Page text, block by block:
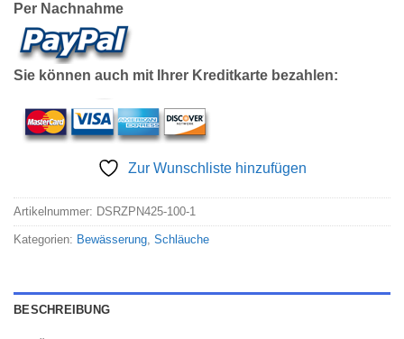
Per Nachnahme
Sie können auch mit Ihrer Kreditkarte bezahlen:
Zur Wunschliste hinzufügen
Artikelnummer: DSRZPN425-100-1
Kategorien: Bewässerung, Schläuche
BESCHREIBUNG